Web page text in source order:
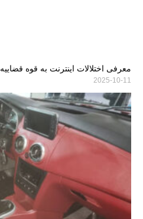
معرفی اختلالات اینترنت به قوه قضاییه
2025-10-11